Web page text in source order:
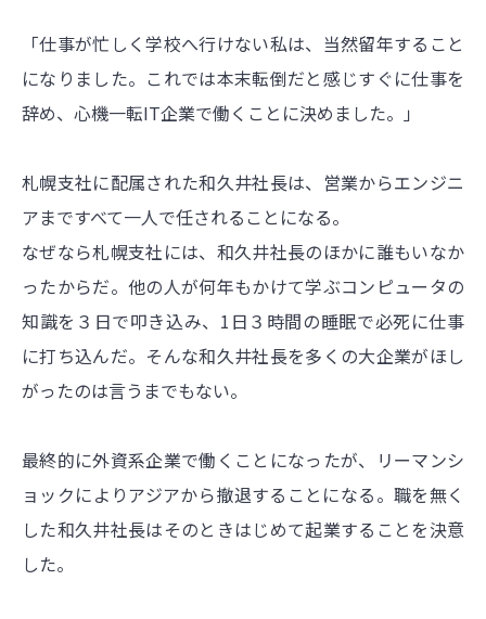
「仕事が忙しく学校へ行けない私は、当然留年すること
になりました。これでは本末転倒だと感じすぐに仕事を
辞め、心機一転IT企業で働くことに決めました。」
札幌支社に配属された和久井社長は、営業からエンジニ
アまですべて一人で任されることになる。
なぜなら札幌支社には、和久井社長のほかに誰もいなか
ったからだ。他の人が何年もかけて学ぶコンピュータの
知識を３日で叩き込み、1日３時間の睡眠で必死に仕事
に打ち込んだ。そんな和久井社長を多くの大企業がほし
がったのは言うまでもない。
最終的に外資系企業で働くことになったが、リーマンシ
ョックによりアジアから撤退することになる。職を無く
した和久井社長はそのときはじめて起業することを決意
した。